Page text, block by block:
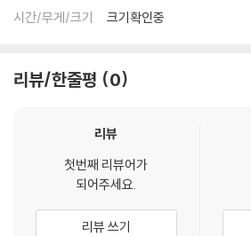
시간/무게/크기
크기확인중
리뷰/한줄평 0
리뷰
첫번째 리뷰어가
되어주세요.
리뷰 쓰기